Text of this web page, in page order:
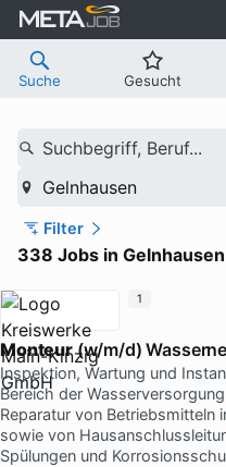
Suche Gesucht
Suchbegriff, Beruf...
Gelnhausen
Filter
338 Jobs in Gelnhausen
Monteur(w/m/d)
Inspektion, Wartung und
Bereich der
Reparatur von Betriebsmitteln
sowie von
Spülungen und
1